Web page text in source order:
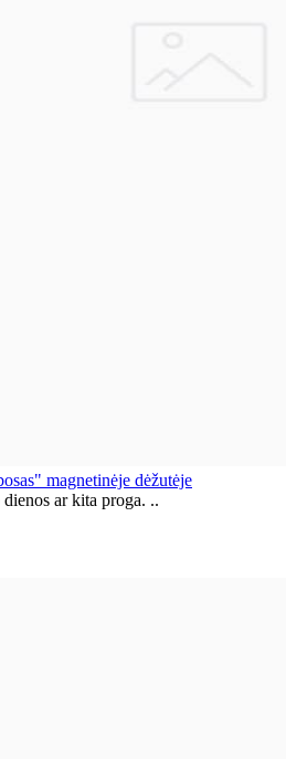
magnetinėje dėžutėje
ar kita proga. ..